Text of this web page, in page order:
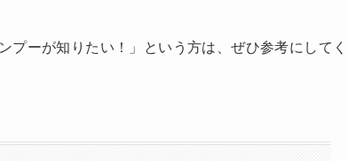
プーが知りたい！」という方は、ぜひ参考にしてく